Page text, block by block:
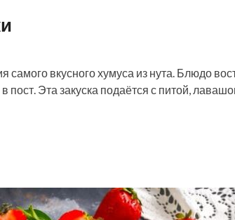
вкусного хумуса из нута. Блюдо
пост. Эта закуска подаётся с питой,